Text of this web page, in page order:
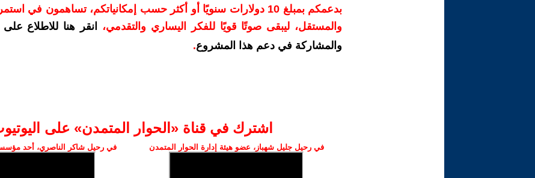
بدعمكم بمبلغ 10 دولارات سنويًا أو أكثر حسب إمكانياتكم، تساهمون في
والمستقل، ليبقى صوتًا قويًا للفكر اليساري والتقدمي،
انقر هنا للاطلاع
والمشاركة في دعم هذا المشروع.
اشترك في قناة ‫«الحوار المتمدن» على
في رحيل جليل شهباز، عضو هيئة إدارة الحوار المتمدن في رحيل شاكر الناصري، أحد